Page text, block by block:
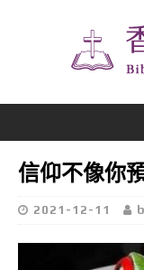
信仰不像你
2021-12-11